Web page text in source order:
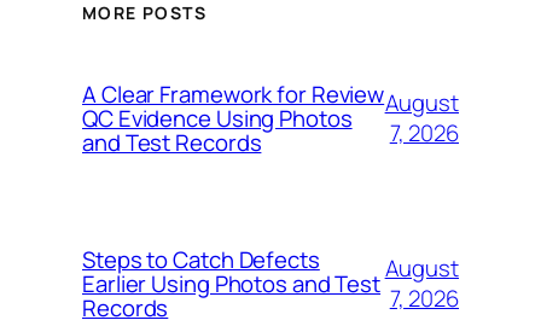
MORE POSTS
A Clear Framework for Review
QC Evidence Using Photos
and Test Records
August
7, 2026
Steps to Catch Defects
Earlier Using Photos and Test
Records
August
7, 2026